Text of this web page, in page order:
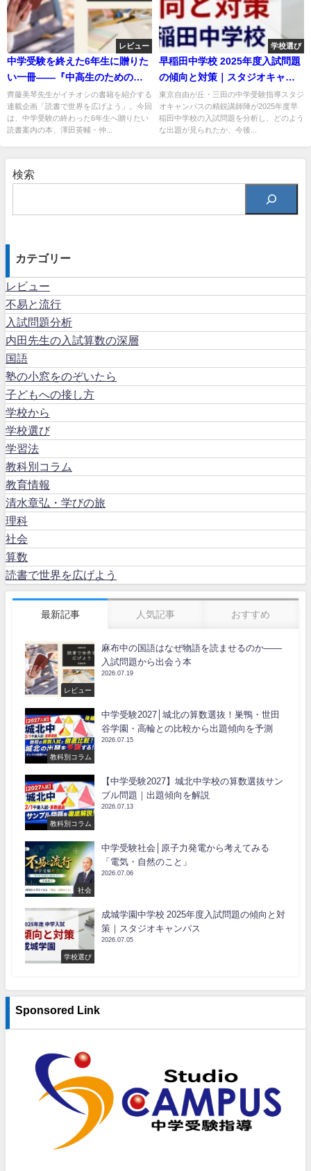
レビュー
中学受験を終えた6年生に贈りた
い一冊――『中高生のための文
章読本』
齊藤美琴先生がイチオシの書籍を紹介する
連載企画「読書で世界を広げよう」。今回
は、中学受験の終わった6年生へ贈りたい
読書案内の本、澤田英輔・仲...
学校選び
早稲田中学校 2025年度入試問題
の傾向と対策｜スタジオキャン
パス
東京自由が丘・三田の中学受験指導スタジ
オキャンパスの精鋭講師陣が2025年度早
稲田中学校の入試問題を分析し、どのよう
な出題が見られたか、今後...
検索
カテゴリー
レビュー
不易と流行
入試問題分析
内田先生の入試算数の深層
国語
塾の小窓をのぞいたら
子どもへの接し方
学校から
学校選び
学習法
教科別コラム
教育情報
清水章弘・学びの旅
理科
社会
算数
読書で世界を広げよう
最新記事 人気記事 おすすめ
レビュー
麻布中の国語はなぜ物語を読ませるのか――
入試問題から出会う本
2026.07.19
教科別コラム
中学受験2027│城北の算数選抜！巣鴨・世田
谷学園・高輪との比較から出題傾向を予測
2026.07.15
教科別コラム
【中学受験2027】城北中学校の算数選抜サン
プル問題｜出題傾向を解説
2026.07.13
社会
中学受験社会│原子力発電から考えてみる
「電気・自然のこと」
2026.07.06
学校選び
成城学園中学校 2025年度入試問題の傾向と対
策｜スタジオキャンパス
2026.07.05
Sponsored Link